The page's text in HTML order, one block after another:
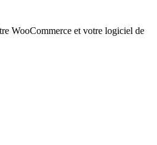
WooCommerce et votre logiciel de